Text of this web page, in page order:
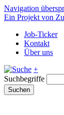
Navigation
Ein Projekt von
Job-Ticker
Kontakt
Über uns
+
Suchbegriffe
Suchen